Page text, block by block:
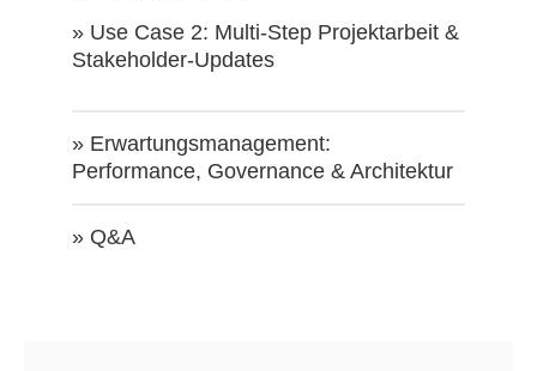
» Use Case 2: Multi-Step Projektarbeit &
Stakeholder-Updates
» Erwartungsmanagement:
Performance, Governance & Architektur
» Q&A